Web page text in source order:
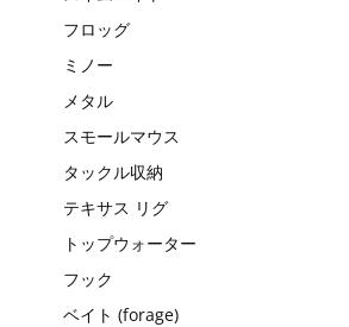
フロッグ
ミノー
メタル
スモールマウス
タックル収納
テキサス リグ
トップウォーター
フック
ベイト (forage)